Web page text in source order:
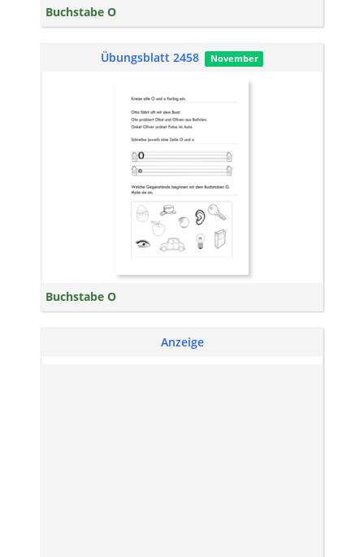
Buchstabe O
Übungsblatt 2458 November
Buchstabe O
Anzeige